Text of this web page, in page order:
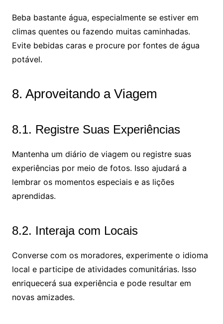
Beba bastante água, especialmente se estiver em
climas quentes ou fazendo muitas caminhadas.
Evite bebidas caras e procure por fontes de água
potável.
8. Aproveitando a Viagem
8.1. Registre Suas Experiências
Mantenha um diário de viagem ou registre suas
experiências por meio de fotos. Isso ajudará a
lembrar os momentos especiais e as lições
aprendidas.
8.2. Interaja com Locais
Converse com os moradores, experimente o idioma
local e participe de atividades comunitárias. Isso
enriquecerá sua experiência e pode resultar em
novas amizades.